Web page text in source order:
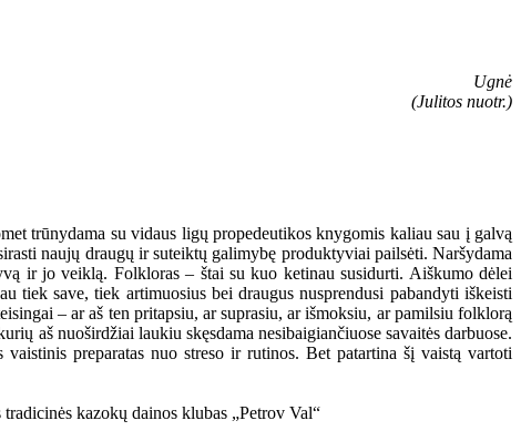
Ugnė
(Julitos nuotr.)
trūnydama su vidaus ligų propedeutikos knygomis kaliau sau į galvą
naujų draugų ir suteiktų galimybę produktyviai pailsėti. Naršydama
ir jo veiklą. Folkloras – štai su kuo ketinau susidurti. Aiškumo dėlei
tiek save, tiek artimuosius bei draugus nusprendusi pabandyti iškeisti
– ar aš ten pritapsiu, ar suprasiu, ar išmoksiu, ar pamilsiu folklorą
aš nuoširdžiai laukiu skęsdama nesibaigiančiuose savaitės darbuose.
preparatas nuo streso ir rutinos. Bet patartina šį vaistą vartoti